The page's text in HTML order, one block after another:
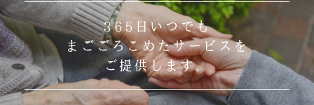
365日いつでも
まごごろこめたサービスを
ご提供します。